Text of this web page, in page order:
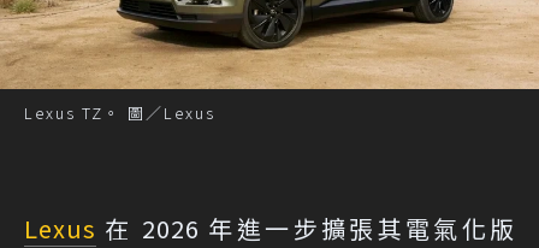
Lexus TZ。 圖／Lexus
Lexus 在 2026 年進一步擴張其電氣化版